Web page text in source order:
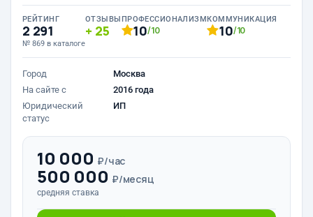
РЕЙТИНГ
2 291
№ 869 в каталоге
ОТЗЫВЫ
25
ПРОФЕССИОНАЛИЗМ
10/10
КОММУНИКАЦИЯ
10/10
Город
Москва
На сайте с
2016 года
Юридический
статус
ИП
10 000 ₽/час
500 000 ₽/месяц
средняя ставка